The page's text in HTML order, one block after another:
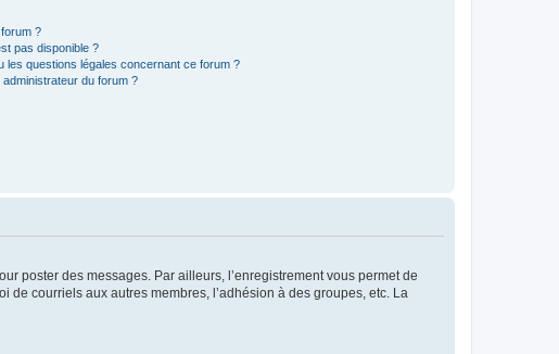
?
pas disponible ?
les questions légales concernant ce forum ?
du forum ?
poster des messages. Par ailleurs, l’enregistrement vous permet de
courriels aux autres membres, l’adhésion à des groupes, etc. La